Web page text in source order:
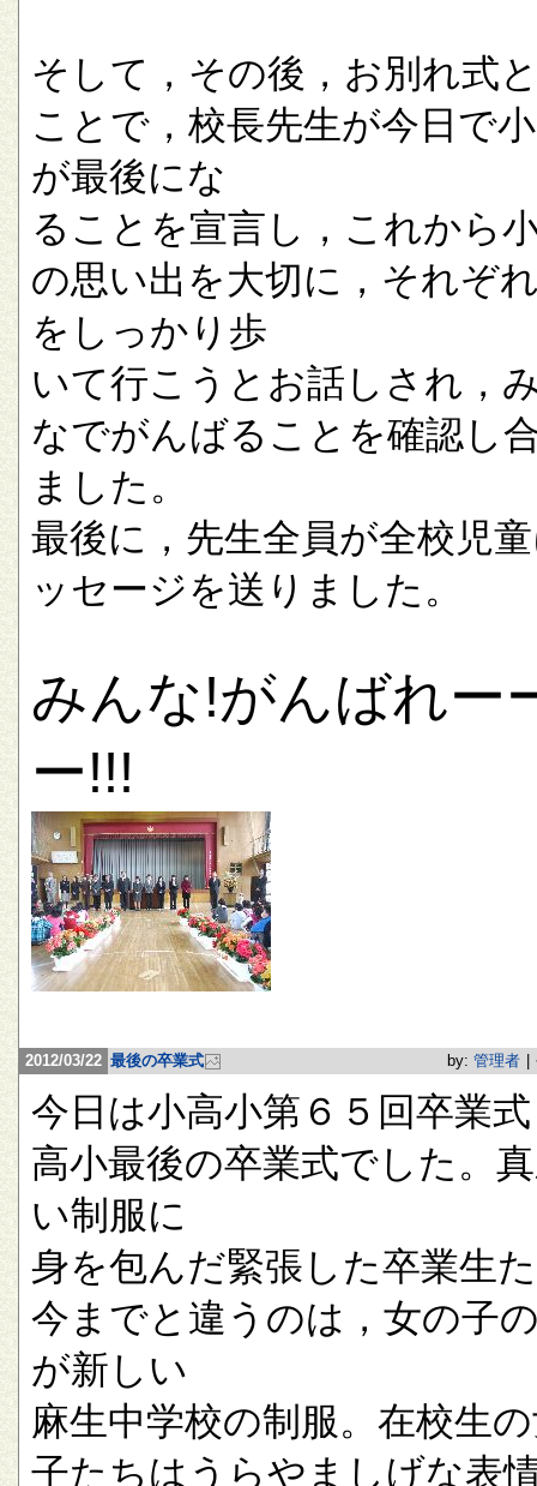
そして，その後，お別れ式
ことで，校長先生が今日で
が最後にな
ることを宣言し，これから
の思い出を大切に，それぞ
をしっかり歩
いて行こうとお話しされ，
なでがんばることを確認し
ました。
最後に，先生全員が全校児
ッセージを送りました。
みんな!がんばれー
ー!!!
2012/03/22 最後の卒業式 by: 管理者
今日は小高小第６５回卒業
高小最後の卒業式でした。
い制服に
身を包んだ緊張した卒業生
今までと違うのは，女の子
が新しい
麻生中学校の制服。在校生
子たちはうらやましげな表